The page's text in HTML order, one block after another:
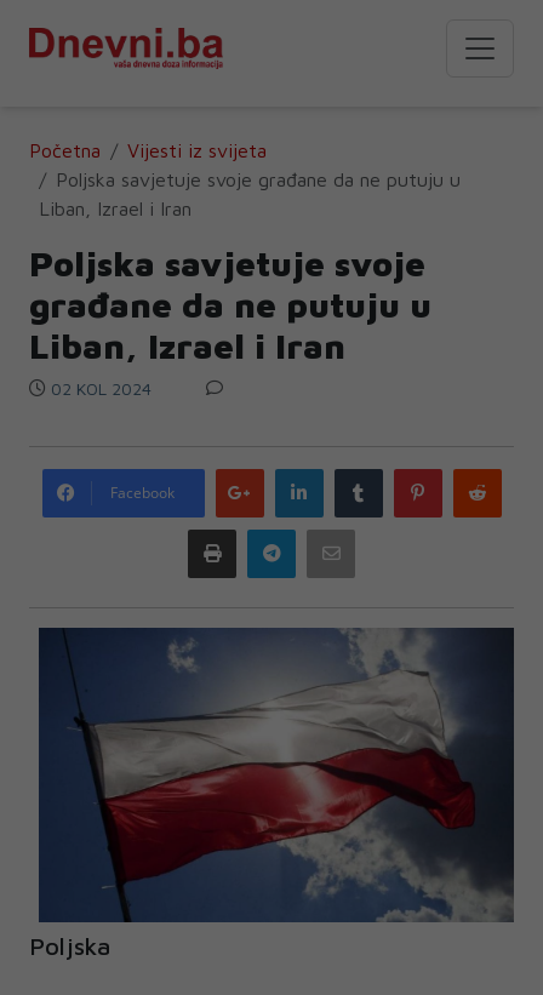
Početna
Vijesti iz svijeta
Poljska savjetuje svoje građane da ne putuju u
Liban, Izrael i Iran
Poljska savjetuje svoje
građane da ne putuju u
Liban, Izrael i Iran
02 KOL 2024
Facebook
Google
plus
LinkedIn Tumblr Pinterest
Print Telegram
Poljska